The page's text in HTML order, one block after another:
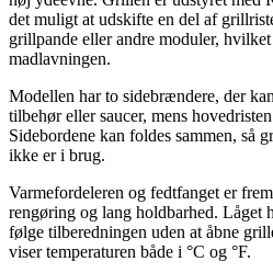
det muligt at udskifte en del af
grillpande eller andre moduler,
madlavningen.
Modellen har to sidebrændere, der
tilbehør eller saucer, mens
Sidebordene kan foldes sammen, så
ikke er i brug.
Varmefordeleren og fedtfanget er
rengøring og lang holdbarhed. Låget
følge tilberedningen uden at åbne
viser temperaturen både i °C og °F.